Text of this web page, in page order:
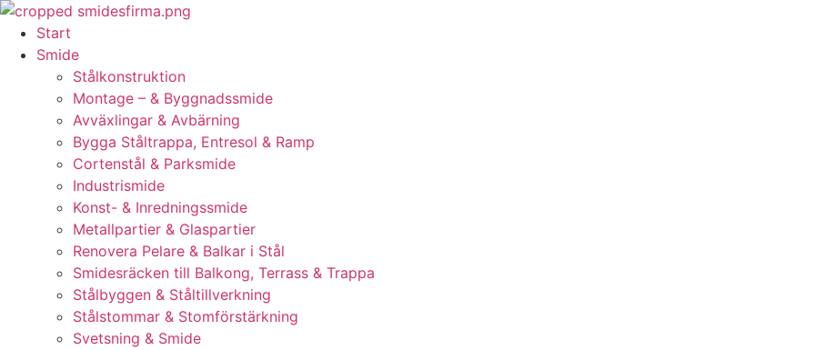
Skip
content
Start
Smide
Stålkonstruktion
Montage – & Byggnadssmide
Avväxlingar & Avbärning
Bygga Ståltrappa, Entresol & Ramp
Cortenstål & Parksmide
Industrismide
Konst- & Inredningssmide
Metallpartier & Glaspartier
Renovera Pelare & Balkar i Stål
Smidesräcken till Balkong, Terrass & Trappa
Stålbyggen & Ståltillverkning
Stålstommar & Stomförstärkning
Svetsning & Smide